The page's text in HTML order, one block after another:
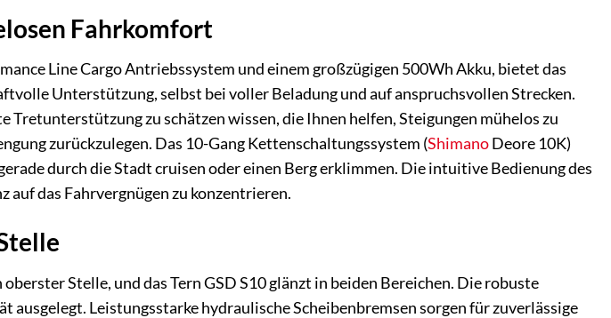
Fahrkomfort
Line Cargo Antriebssystem und einem großzügigen 500Wh Akku, bietet das
Unterstützung, selbst bei voller Beladung und auf anspruchsvollen Strecken.
Tretunterstützung zu schätzen wissen, die Ihnen helfen, Steigungen mühelos zu
zurückzulegen. Das 10-Gang Kettenschaltungssystem (ShimanoDeore 10K)
durch die Stadt cruisen oder einen Berg erklimmen. Die intuitive Bedienung des
auf das Fahrvergnügen zu konzentrieren.
Stelle, und das Tern GSD S10 glänzt in beiden Bereichen. Die robuste
Leistungsstarke hydraulische Scheibenbremsen sorgen für zuverlässige